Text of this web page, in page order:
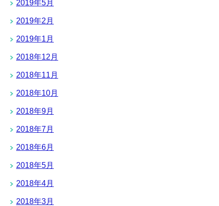
2019年5月
2019年2月
2019年1月
2018年12月
2018年11月
2018年10月
2018年9月
2018年7月
2018年6月
2018年5月
2018年4月
2018年3月